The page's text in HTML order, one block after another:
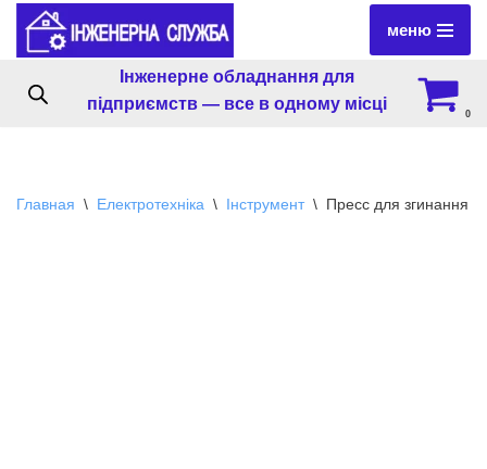
Перейти
содержимому
меню
Інженерне обладнання для
підприємств — все в одному місці
0
Главная \ Електротехніка \ Інструмент \ Пресс для згинання